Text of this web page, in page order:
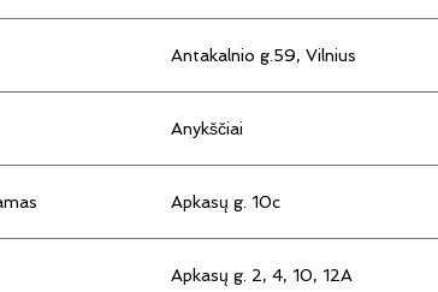
Antakalnio g.59, Vilnius
Anykščiai
Apkasų g. 10c
Apkasų g. 2, 4, 10, 12A